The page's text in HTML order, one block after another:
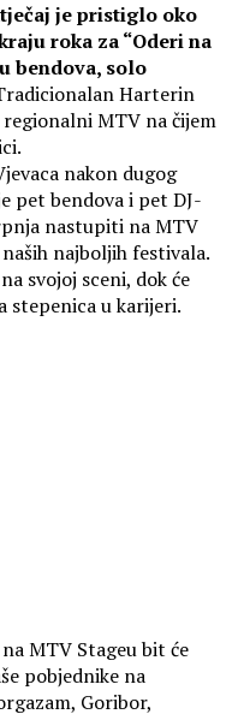
je pristiglo oko
roka za “Oderi na
bendova, solo
Harterin
regionalni MTV na čijem
nakon dugog
pet bendova i pet DJ-
nastupiti na MTV
najboljih festivala.
svojoj sceni, dok će
stepenica u karijeri.
MTV Stageu bit će
pobjednike na
Goribor,